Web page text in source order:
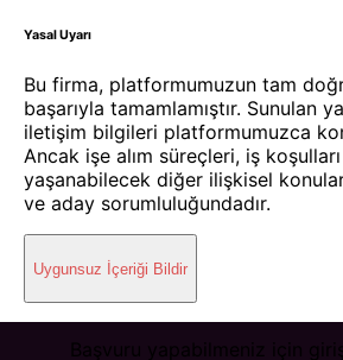
Yasal Uyarı
Bu firma, platformumuzun tam
başarıyla tamamlamıştır. Sunulan
iletişim bilgileri platformumuzca
Ancak işe alım süreçleri, iş
yaşanabilecek diğer ilişkisel
ve aday sorumluluğundadır.
Uygunsuz İçeriği Bildir